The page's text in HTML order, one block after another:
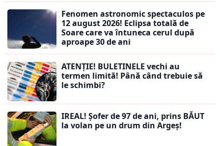
Fenomen astronomic spectaculos pe
12 august 2026! Eclipsa totală de
Soare care va întuneca cerul după
aproape 30 de ani
ATENȚIE! BULETINELE vechi au
termen limită! Până când trebuie să
le schimbi?
IREAL! Șofer de 97 de ani, prins BĂUT
la volan pe un drum din Argeș!